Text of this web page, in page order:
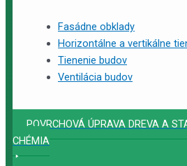
Fasádne obklady
Horizontálne a vertikálne
Tienenie budov
Ventilácia budov
POVRCHOVÁ ÚPRAVA DREVA A
CHÉMIA